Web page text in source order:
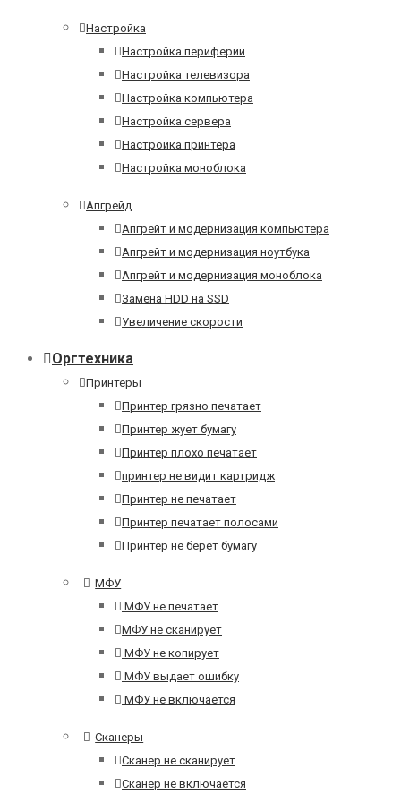
Настройка
Настройка периферии
Настройка телевизора
Настройка компьютера
Настройка сервера
Настройка принтера
Настройка моноблока
Апгрейд
Апгрейт и модернизация компьютера
Апгрейт и модернизация ноутбука
Апгрейт и модернизация моноблока
Замена HDD на SSD
Увеличение скорости
Оргтехника
Принтеры
Принтер грязно печатает
Принтер жует бумагу
Принтер плохо печатает
принтер не видит картридж
Принтер не печатает
Принтер печатает полосами
Принтер не берёт бумагу
МФУ
МФУ не печатает
МФУ не сканирует
МФУ не копирует
МФУ выдает ошибку
МФУ не включается
Сканеры
Сканер не сканирует
Сканер не включается